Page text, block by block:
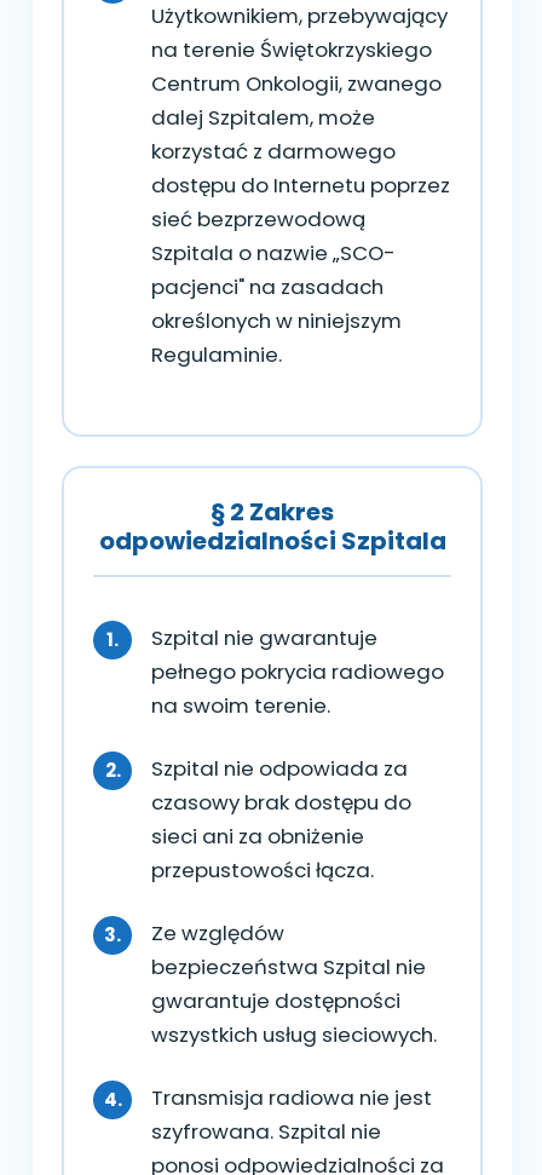
Użytkownikiem, przebywający
na terenie Świętokrzyskiego
Centrum Onkologii, zwanego
dalej Szpitalem, może
korzystać z darmowego
dostępu do Internetu poprzez
sieć bezprzewodową
Szpitala o nazwie „SCO-
pacjenci" na zasadach
określonych w niniejszym
Regulaminie.
§ 2 Zakres
odpowiedzialności Szpitala
Szpital nie gwarantuje
pełnego pokrycia radiowego
na swoim terenie.
Szpital nie odpowiada za
czasowy brak dostępu do
sieci ani za obniżenie
przepustowości łącza.
Ze względów
bezpieczeństwa Szpital nie
gwarantuje dostępności
wszystkich usług sieciowych.
Transmisja radiowa nie jest
szyfrowana. Szpital nie
ponosi odpowiedzialności za